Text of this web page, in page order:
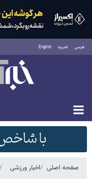
فارسی العربية English
شنبه ۱۷ مرداد ۱۴۰۵
صفحه اصلی اخبار ورزشی